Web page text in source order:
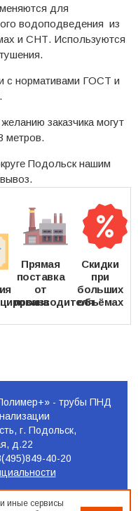
для
водоподведения из
и СНТ. Используются
с нормативами ГОСТ и
заказчика могут
метров.
Подольск нашим
Прямая
поставка
от
производителя
Скидки
при
больших
объёмах
- трубы ПНД
г. Подольск,
д.22
40-20
иные сервисы